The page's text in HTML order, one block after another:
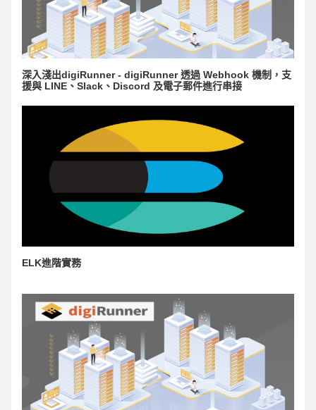
深入淺出digiRunner - digiRunner 透過 Webhook 機制，支
援與 LINE、Slack、Discord 及電子郵件進行串接
ELK進階實務